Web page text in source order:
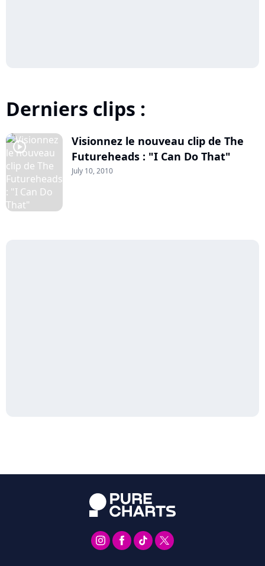
Derniers clips :
player2
Visionnez le nouveau clip de The
Futureheads : "I Can Do That"
July 10, 2010